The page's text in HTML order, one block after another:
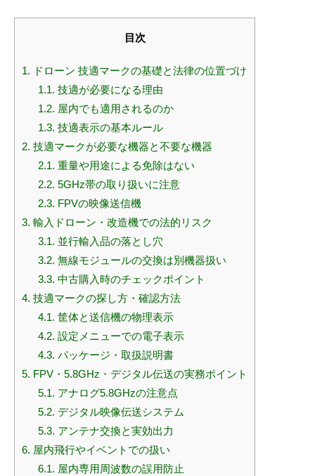
目次
1. ドローン 技適マークの基礎と法律の位置づけ
1.1. 技適が必要になる理由
1.2. 屋内でも適用されるのか
1.3. 技適表示の基本ルール
2. 技適マークが必要な機器と不要な機器
2.1. 重量や用途による免除はない
2.2. 5GHz帯の取り扱いに注意
2.3. FPVの映像送信機
3. 輸入ドローン・改造機での法的リスク
3.1. 並行輸入品の落とし穴
3.2. 無線モジュールの交換は別機器扱い
3.3. 中古購入時のチェックポイント
4. 技適マークの探し方・確認方法
4.1. 筐体と送信機の物理表示
4.2. 設定メニューでの電子表示
4.3. パッケージ・取扱説明書
5. FPV・5.8GHz・デジタル伝送の実務ポイント
5.1. アナログ5.8GHzの注意点
5.2. デジタル映像伝送システム
5.3. アンテナ交換と実効出力
6. 屋内飛行やイベントでの扱い
6.1. 屋内専用周波数の誤用防止